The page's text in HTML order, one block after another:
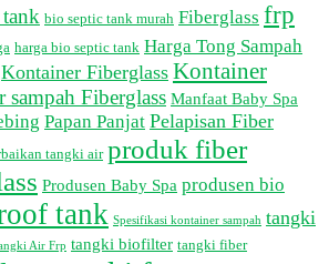
bio septic tank murah Fiberglass frp
harga bio septic tank Harga Tong Sampah
Kontainer Fiberglass Kontainer
sampah Fiberglass Manfaat Baby Spa
Papan Panjat Pelapisan Fiber
tangki air produk fiber
Produsen Baby Spa produsen bio
tank Spesifikasi kontainer sampah tangki
Air Frp tangki biofilter tangki fiber